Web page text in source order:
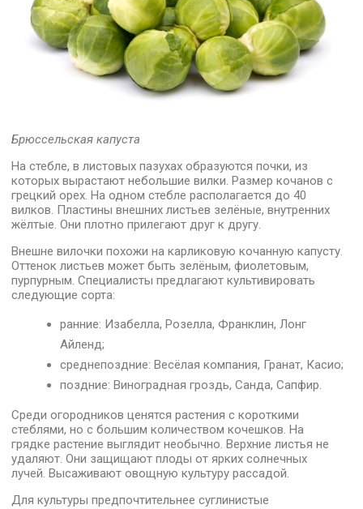
Брюссельская капуста
На стебле, в листовых пазухах образуются почки, из
которых вырастают небольшие вилки. Размер кочанов с
грецкий орех. На одном стебле располагается до 40
вилков. Пластины внешних листьев зелёные, внутренних
жёлтые. Они плотно прилегают друг к другу.
Внешне вилочки похожи на карликовую кочанную капусту.
Оттенок листьев может быть зелёным, фиолетовым,
пурпурным. Специалисты предлагают культивировать
следующие сорта:
ранние: Изабелла, Розелла, Франклин, Лонг
Айленд;
среднепоздние: Весёлая компания, Гранат, Касио;
поздние: Виноградная гроздь, Санда, Сапфир.
Среди огородников ценятся растения с короткими
стеблями, но с большим количеством кочешков. На
грядке растение выглядит необычно. Верхние листья не
удаляют. Они защищают плоды от ярких солнечных
лучей. Высаживают овощную культуру рассадой.
Для культуры предпочтительнее суглинистые